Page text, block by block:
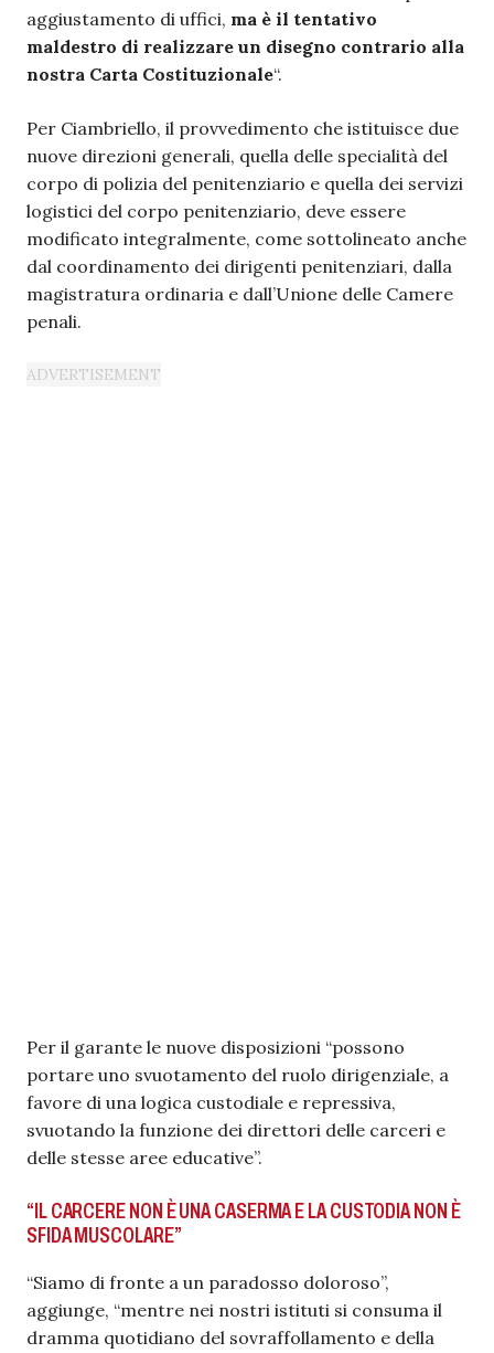
aggiustamento di uffici, ma è il tentativo
maldestro di realizzare un disegno contrario alla
nostra Carta Costituzionale“.
Per Ciambriello, il provvedimento che istituisce due
nuove direzioni generali, quella delle specialità del
corpo di polizia del penitenziario e quella dei servizi
logistici del corpo penitenziario, deve essere
modificato integralmente, come sottolineato anche
dal coordinamento dei dirigenti penitenziari, dalla
magistratura ordinaria e dall’Unione delle Camere
penali.
Per il garante le nuove disposizioni “possono
portare uno svuotamento del ruolo dirigenziale, a
favore di una logica custodiale e repressiva,
svuotando la funzione dei direttori delle carceri e
delle stesse aree educative”.
“IL CARCERE NON È UNA CASERMA E LA CUSTODIA NON È
SFIDA MUSCOLARE”
“Siamo di fronte a un paradosso doloroso”,
aggiunge, “mentre nei nostri istituti si consuma il
dramma quotidiano del sovraffollamento e della